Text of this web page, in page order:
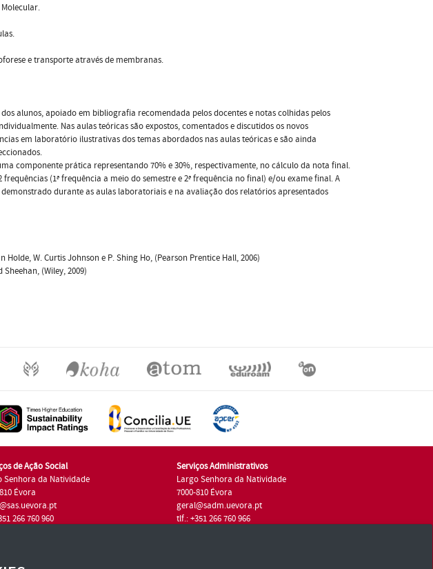
e transporte através de membranas.
alunos, apoiado em bibliografia recomendada pelos docentes e notas colhidas pelos
Nas aulas teóricas são expostos, comentados e discutidos os novos
em laboratório ilustrativas dos temas abordados nas aulas teóricas e são ainda
componente prática representando 70% e 30%, respectivamente, no cálculo da nota final.
(1ª frequência a meio do semestre e 2ª frequência no final) e/ou exame final. A
durante as aulas laboratoriais e na avaliação dos relatórios apresentados
W. Curtis Johnson e P. Shing Ho, (Pearson Prentice Hall, 2006)
(Wiley, 2009)
de Ação Social
Senhora da Natividade
Évora
266 760 960
Serviços Administrativos
Largo Senhora da Natividade
7000-810 Évora
geral@sadm.uevora.pt
tlf.: +351 266 760 966